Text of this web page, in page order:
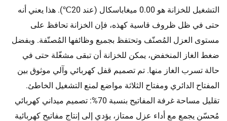
التشغيل للخزانة هو 0.00 ميغاباسكال (عند 20℃). هذا يعني أنه
حتى في ظل ظروف قاسية كهذه، فإن الخزانة تحافظ على
مستوى العزل المُصنّف وتحتفظ بجميع وظائفها المُصنّفة. وبفضل
ضغط الغاز المنخفض، يمكن للخزانة أن تبقى مشغّلة حتى في
حالة تسرب الغاز منها. تم تصميم قفل كهربائي وآلي موثوق بين
المفتاح الدائري ومفتاح الثلاثة مواضع لمنع التشغيل الخاطئ.
تقليل مساحة غرفة المفاتيح بنسبة 70%: تصميم ميداني كهربائي
مُحسّن يجمع مع أداء عزل ممتاز، يؤدي إلى إنتاج مفاتيح كهربائية